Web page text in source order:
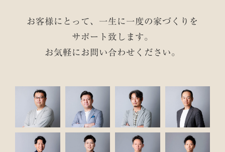
お客様にとって、一生に一度の家づくりを
サポート致します。
お気軽にお問い合わせください。